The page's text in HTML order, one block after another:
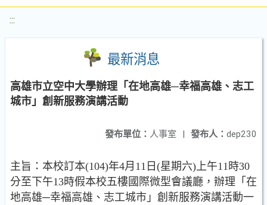
:::
最新消息
高雄市立空中大學辦理「在地高雄─幸福高雄、志工
城市」創新服務演講活動
發布人： dep230
發布單位： 人事室 |
主旨：本校訂本(104)年4月11日(星期六)上午11時30
分至下午13時假本校五樓國際微型會議廳，辦理「在
地高雄─幸福高雄、志工城市」創新服務演講活動一